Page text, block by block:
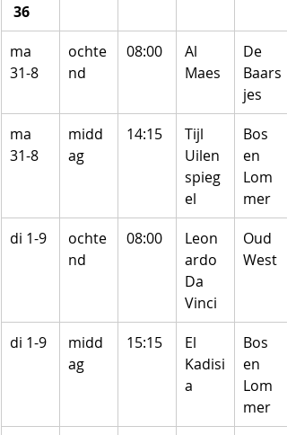
36
ma
31-8
ochte
nd
08:00
Al
Maes
De
Baars
jes
ma
31-8
midd
ag
14:15
Tijl
Uilen
spieg
el
Bos
en
Lom
mer
di 1-9
ochte
nd
08:00
Leon
ardo
Da
Vinci
Oud
West
di 1-9
midd
ag
15:15
El
Kadisi
a
Bos
en
Lom
mer